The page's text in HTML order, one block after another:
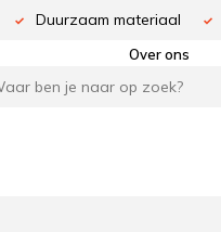
Duurzaam materiaal
Over ons